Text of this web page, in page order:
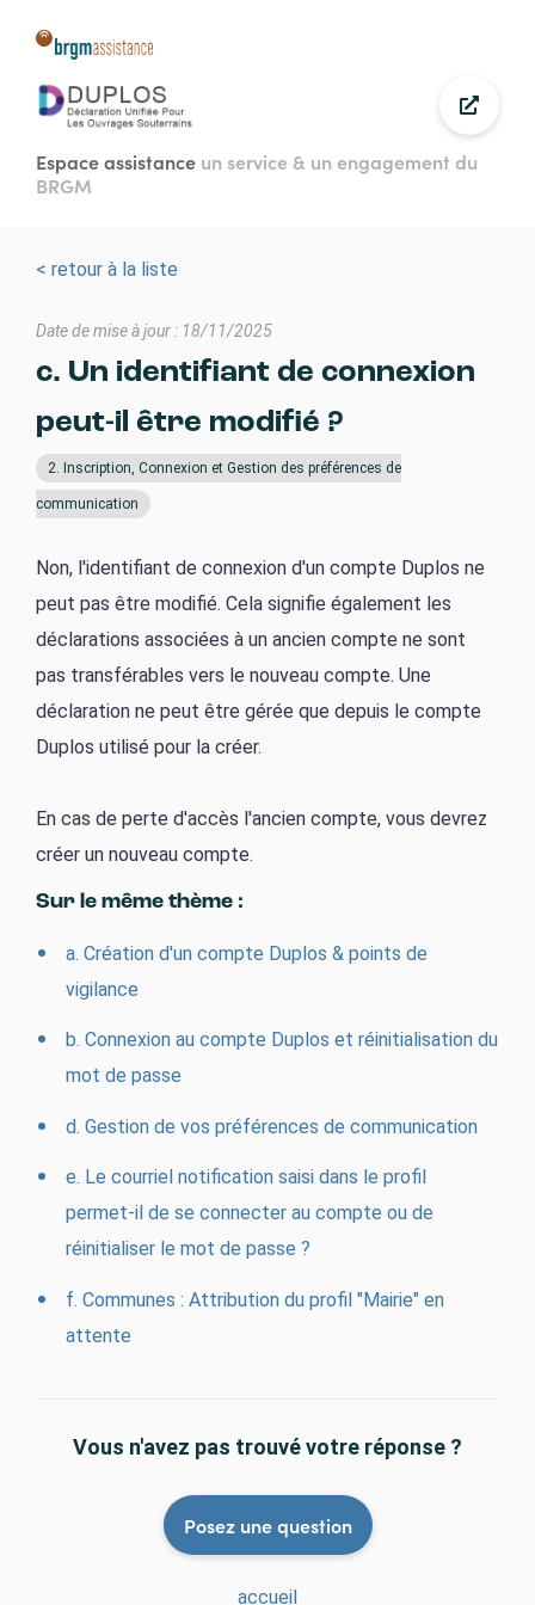
principal
Espace assistance un service & un engagement du
BRGM
< retour à la liste
Date de mise à jour : 18/11/2025
c. Un identifiant de connexion
peut-il être modifié ?
2. Inscription, Connexion et Gestion des préférences de
communication
Non, l'identifiant de connexion d'un compte Duplos ne
peut pas être modifié. Cela signifie également les
déclarations associées à un ancien compte ne sont
pas transférables vers le nouveau compte. Une
déclaration ne peut être gérée que depuis le compte
Duplos utilisé pour la créer.
En cas de perte d'accès l'ancien compte, vous devrez
créer un nouveau compte.
Sur le même thème :
a. Création d'un compte Duplos & points de
vigilance
b. Connexion au compte Duplos et réinitialisation du
mot de passe
d. Gestion de vos préférences de communication
e. Le courriel notification saisi dans le profil
permet-il de se connecter au compte ou de
réinitialiser le mot de passe ?
f. Communes : Attribution du profil "Mairie" en
attente
Vous n'avez pas trouvé votre réponse ?
Posez une question
accueil